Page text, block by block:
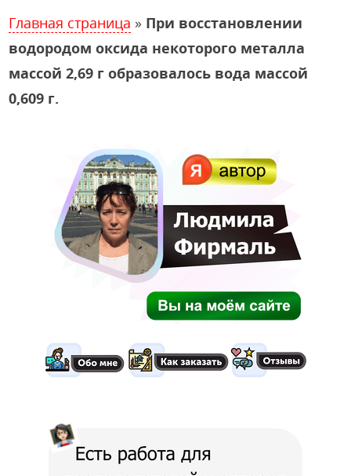
Главная страница » При восстановлении
водородом оксида некоторого металла
массой 2,69 г образовалось вода массой
0,609 г.